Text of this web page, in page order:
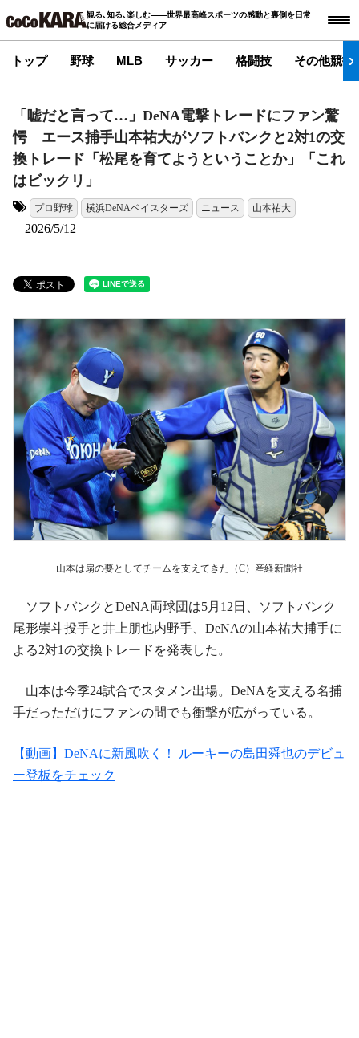
観る､知る､楽しむ――世界最高峰スポーツの感動と裏側を日常
に届ける総合メディア
トップ 野球 MLB サッカー 格闘技 その他競技
「嘘だと言って…」DeNA電撃トレードにファン驚
愕 エース捕手山本祐大がソフトバンクと2対1の交
換トレード「松尾を育てようということか」「これ
はビックリ」
プロ野球 横浜DeNAベイスターズ ニュース 山本祐大
2026/5/12
山本は扇の要としてチームを支えてきた（C）産経新聞社
ソフトバンクとDeNA両球団は5月12日、ソフトバンク
尾形崇斗投手と井上朋也内野手、DeNAの山本祐大捕手に
よる2対1の交換トレードを発表した。
山本は今季24試合でスタメン出場。DeNAを支える名捕
手だっただけにファンの間でも衝撃が広がっている。
【動画】DeNAに新風吹く！ ルーキーの島田舜也のデビュ
ー登板をチェック